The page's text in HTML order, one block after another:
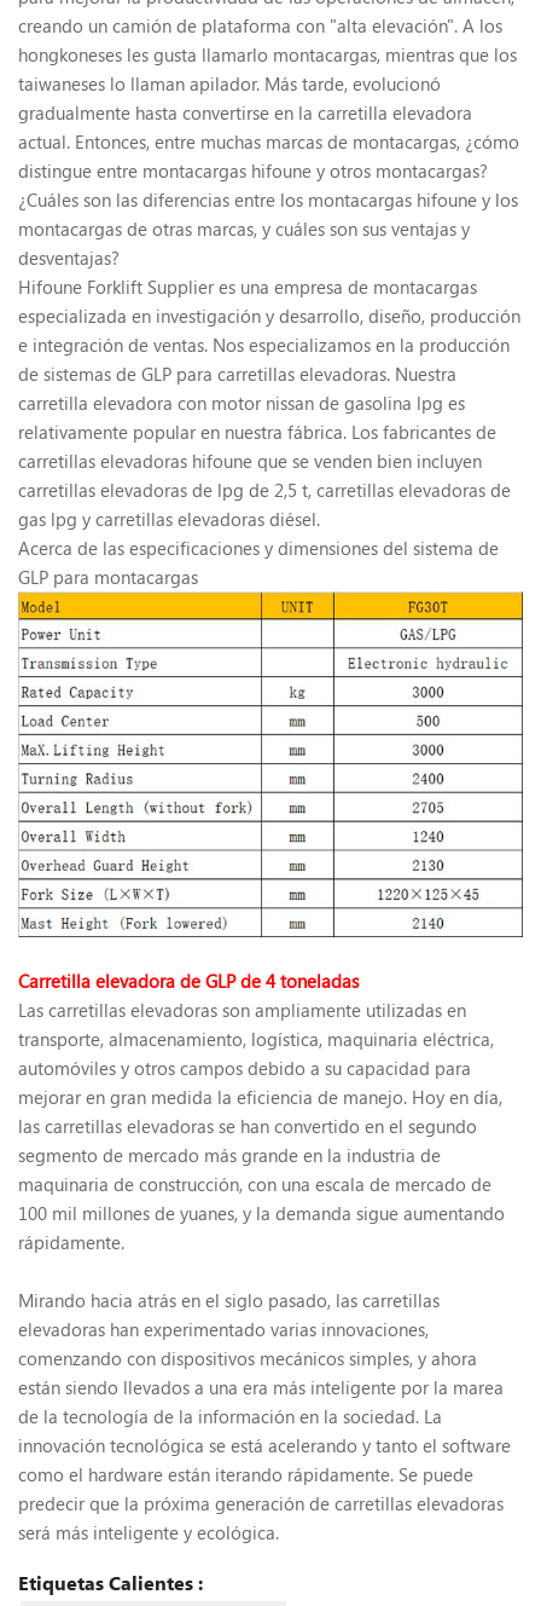
creando un camión de plataforma con "alta elevación". A los
hongkoneses les gusta llamarlo montacargas, mientras que los
taiwaneses lo llaman apilador. Más tarde, evolucionó
gradualmente hasta convertirse en la carretilla elevadora
actual. Entonces, entre muchas marcas de montacargas, ¿cómo
distingue entre montacargas hifoune y otros montacargas?
¿Cuáles son las diferencias entre los montacargas hifoune y los
montacargas de otras marcas, y cuáles son sus ventajas y
desventajas?
Hifoune Forklift Supplier es una empresa de montacargas
especializada en investigación y desarrollo, diseño, producción
e integración de ventas. Nos especializamos en la producción
de sistemas de GLP para carretillas elevadoras. Nuestra
carretilla elevadora con motor nissan de gasolina lpg es
relativamente popular en nuestra fábrica. Los fabricantes de
carretillas elevadoras hifoune que se venden bien incluyen
carretillas elevadoras de lpg de 2,5 t, carretillas elevadoras de
gas lpg y carretillas elevadoras diésel.
Acerca de las especificaciones y dimensiones del sistema de
GLP para montacargas
Carretilla elevadora de GLP de 4 toneladas
Las carretillas elevadoras son ampliamente utilizadas en
transporte, almacenamiento, logística, maquinaria eléctrica,
automóviles y otros campos debido a su capacidad para
mejorar en gran medida la eficiencia de manejo. Hoy en día,
las carretillas elevadoras se han convertido en el segundo
segmento de mercado más grande en la industria de
maquinaria de construcción, con una escala de mercado de
100 mil millones de yuanes, y la demanda sigue aumentando
rápidamente.
Mirando hacia atrás en el siglo pasado, las carretillas
elevadoras han experimentado varias innovaciones,
comenzando con dispositivos mecánicos simples, y ahora
están siendo llevados a una era más inteligente por la marea
de la tecnología de la información en la sociedad. La
innovación tecnológica se está acelerando y tanto el software
como el hardware están iterando rápidamente. Se puede
predecir que la próxima generación de carretillas elevadoras
será más inteligente y ecológica.
Etiquetas Calientes :